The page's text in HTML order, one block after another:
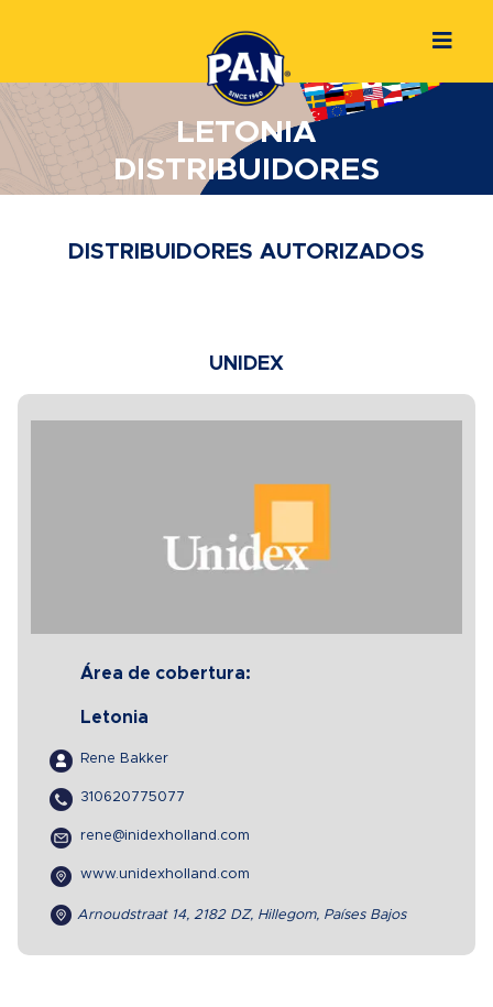
LETONIA
DISTRIBUIDORES
DISTRIBUIDORES AUTORIZADOS
UNIDEX
Área de cobertura:
Letonia
Rene Bakker
310620775077
rene@inidexholland.com
www.unidexholland.com
Arnoudstraat 14, 2182 DZ, Hillegom, Países Bajos